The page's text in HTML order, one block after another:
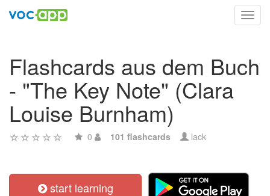
Flashcards aus dem Buch
- "The Key Note" (Clara
Louise Burnham)
0 101 flashcards lack
start learning